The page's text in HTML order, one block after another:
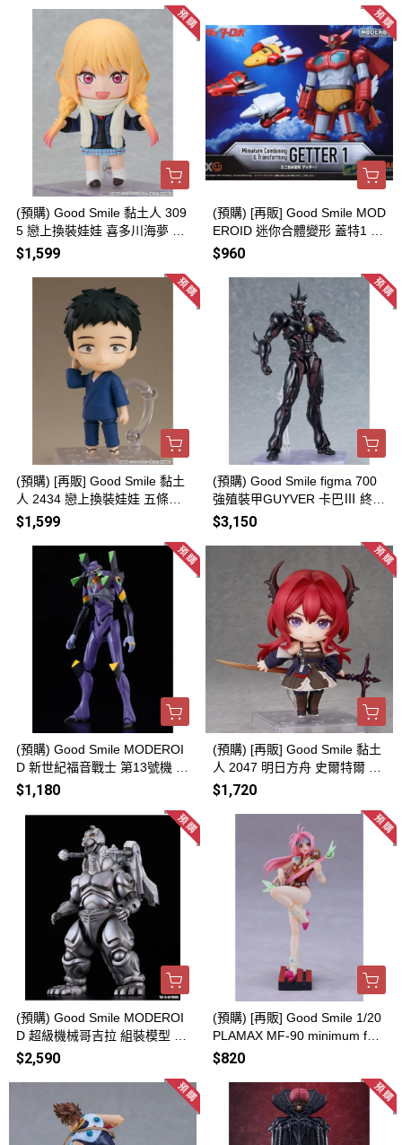
(預購) Good Smile 黏土人 309
5 戀上換裝娃娃 喜多川海夢 冬
季制服Ver. 20260816
$1,599
(預購) [再販] Good Smile MOD
EROID 迷你合體變形 蓋特1 組
裝模型 20260816
$960
(預購) [再販] Good Smile 黏土
人 2434 戀上換裝娃娃 五條新
菜 20260816
$1,599
(預購) Good Smile figma 700
強殖裝甲GUYVER 卡巴Ⅲ 終極
版 20260816
$3,150
(預購) Good Smile MODEROI
D 新世紀福音戰士 第13號機 組
裝模型 20260816
$1,180
(預購) [再販] Good Smile 黏土
人 2047 明日方舟 史爾特爾 20
260816
$1,720
(預購) Good Smile MODEROI
D 超級機械哥吉拉 組裝模型 20
260816
$2,590
(預購) [再販] Good Smile 1/20
PLAMAX MF-90 minimum fact
ory 超時空要塞7 米蓮·吉納斯
$820